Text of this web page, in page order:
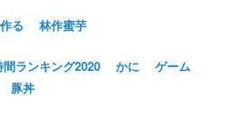
る
林作蜜芋
ランキング2020 かに
ゲーム
豚丼